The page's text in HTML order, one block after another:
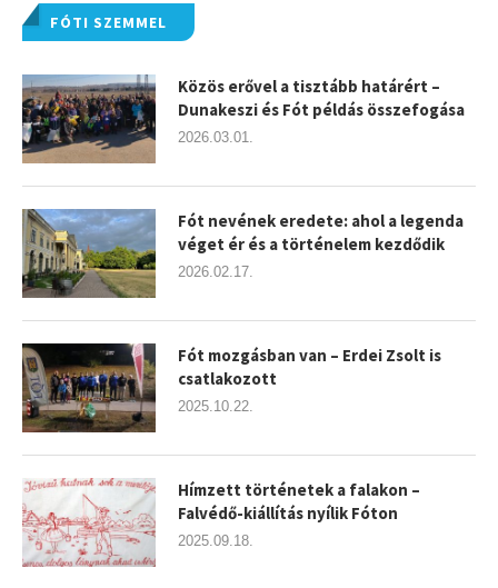
FÓTI SZEMMEL
Közös erővel a tisztább határért –
Dunakeszi és Fót példás összefogása
2026.03.01.
Fót nevének eredete: ahol a legenda
véget ér és a történelem kezdődik
2026.02.17.
Fót mozgásban van – Erdei Zsolt is
csatlakozott
2025.10.22.
Hímzett történetek a falakon –
Falvédő-kiállítás nyílik Fóton
2025.09.18.